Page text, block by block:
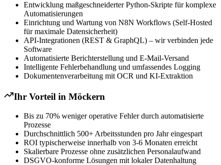
Entwicklung maßgeschneiderter Python-Skripte für komplexe
Automatisierungen
Einrichtung und Wartung von N8N Workflows (Self-Hosted
für maximale Datensicherheit)
API-Integrationen (REST & GraphQL) – wir verbinden jede
Software
Automatisierte Berichterstellung und E-Mail-Versand
Intelligente Fehlerbehandlung und umfassendes Logging
Dokumentenverarbeitung mit OCR und KI-Extraktion
Ihr Vorteil in Möckern
Bis zu 70% weniger operative Fehler durch automatisierte
Prozesse
Durchschnittlich 500+ Arbeitsstunden pro Jahr eingespart
ROI typischerweise innerhalb von 3-6 Monaten erreicht
Skalierbare Prozesse ohne zusätzlichen Personalaufwand
DSGVO-konforme Lösungen mit lokaler Datenhaltung